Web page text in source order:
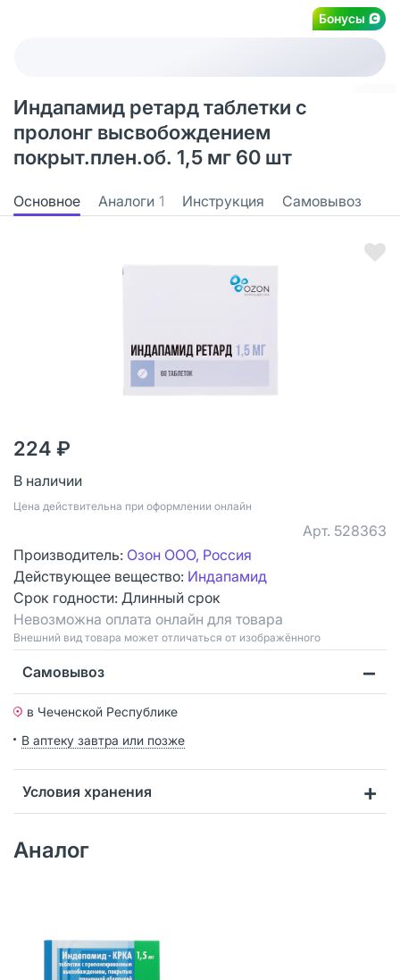
Бонусы
Индапамид ретард таблетки с
пролонг высвобождением
покрыт.плен.об. 1,5 мг 60 шт
Основное Аналоги 1 Инструкция Самовывоз
224 ₽
В наличии
Цена действительна при оформлении онлайн
Арт. 528363
Производитель: Озон ООО, Россия
Действующее вещество: Индапамид
Срок годности: Длинный срок
Невозможна оплата онлайн для товара
Bнешний вид товара может отличаться от изображённого
Самовывоз
в Чеченской Республике
В аптеку завтра или позже
Условия хранения
Аналог